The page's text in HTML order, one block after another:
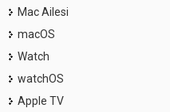
Mac Ailesi
macOS
Watch
watchOS
Apple TV